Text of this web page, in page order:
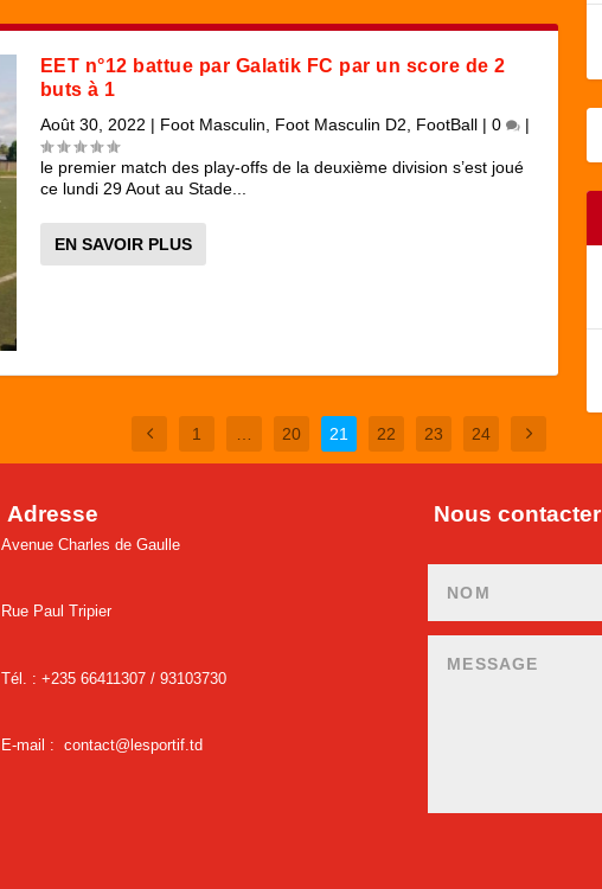
EET n°12 battue par Galatik FC par un score de 2
buts à 1
Août 30, 2022 | Foot Masculin Foot Masculin D2 FootBall| 0 |
le premier match des play-offs de la deuxième division s’est joué
ce lundi 29 Aout au Stade...
EN SAVOIR PLUS
1 20 21 22 23 24
Adresse
Avenue Charles de Gaulle
Rue Paul Tripier
Tél. : +235 66411307 / 93103730
E-mail : contact@lesportif.td
Nous contacter